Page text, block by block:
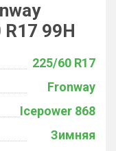
99H
225/60 R17
Fronway
Icepower 868
Зимняя